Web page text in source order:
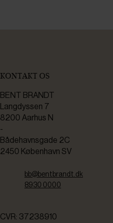
KONTAKT OS
BENT BRANDT
Langdyssen 7
8200 Aarhus N
-
Bådehavnsgade 2C
2450 København SV
bb@bentbrandt.dk
8930 0000
CVR: 37238910